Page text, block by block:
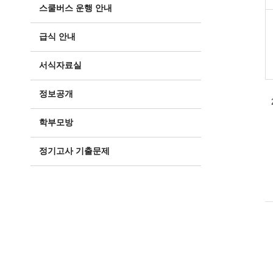
스쿨버스 운행 안내
급식 안내
서식자료실
정보공개
학부모방
정기고사 기출문제